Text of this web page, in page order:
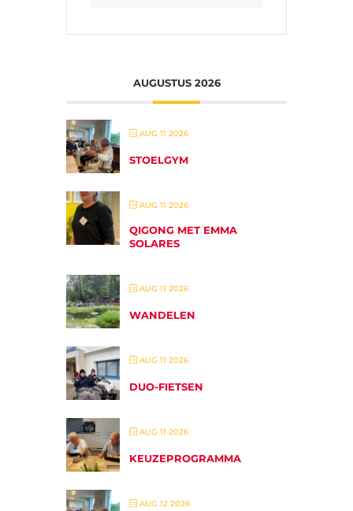
AUGUSTUS 2026
AUG 11 2026
STOELGYM
AUG 11 2026
QIGONG MET EMMA
SOLARES
AUG 11 2026
WANDELEN
AUG 11 2026
DUO-FIETSEN
AUG 11 2026
KEUZEPROGRAMMA
AUG 12 2026